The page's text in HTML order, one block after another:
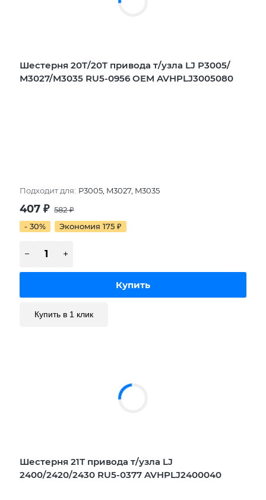
Шестерня 20T/20T привода т/узла LJ P3005/
М3027/М3035 RU5-0956 OEM AVHPLJ3005080
Подходит для: P3005, M3027, M3035
407 ₽ 582₽
- 30%
Экономия 175 ₽
Купить в 1 клик
Шестерня 21Т привода т/узла LJ
2400/2420/2430 RU5-0377 AVHPLJ2400040